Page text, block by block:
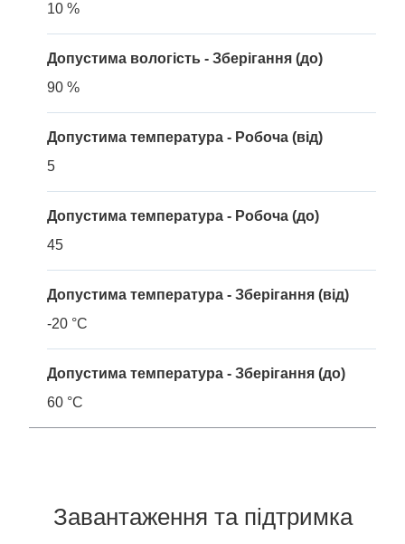
10 %
Допустима вологість - Зберігання (до)
90 %
Допустима температура - Робоча (від)
5
Допустима температура - Робоча (до)
45
Допустима температура - Зберігання (від)
-20 °C
Допустима температура - Зберігання (до)
60 °C
Завантаження та підтримка